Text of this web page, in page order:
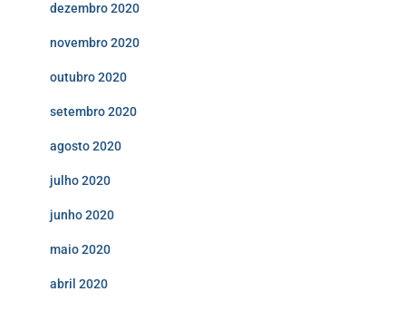
dezembro 2020
novembro 2020
outubro 2020
setembro 2020
agosto 2020
julho 2020
junho 2020
maio 2020
abril 2020